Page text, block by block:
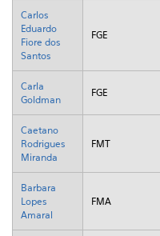
Carlos
Eduardo
Fiore dos
Santos
FGE
Carla
Goldman
FGE
Caetano
Rodrigues
Miranda
FMT
Barbara
Lopes
Amaral
FMA